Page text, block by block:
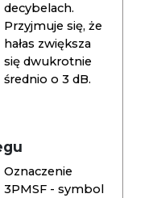
decybelach.
Przyjmuje się, że
hałas zwiększa
się dwukrotnie
średnio o 3 dB.
Oznaczenie
3PMSF - symbol